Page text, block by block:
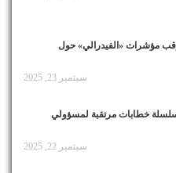
مؤشرات «الفيدرالي» حول
سبتمبر 23, 2025
سلسلة خطابات مرتقبة لمسؤولي
سبتمبر 22, 2025